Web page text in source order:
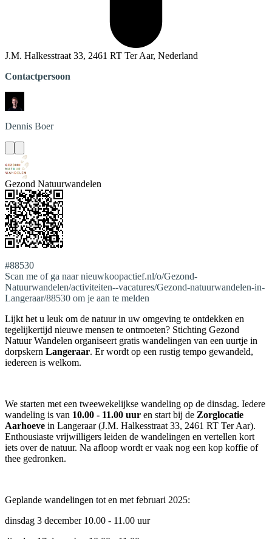
J.M. Halkesstraat 33, 2461 RT Ter Aar, Nederland
Contactpersoon
Dennis Boer
Gezond Natuurwandelen
#88530
Scan me of ga naar nieuwkoopactief.nl/o/Gezond-
Natuurwandelen/activiteiten--vacatures/Gezond-natuurwandelen-in-
Langeraar/88530 om je aan te melden
Lijkt het u leuk om de natuur in uw omgeving te ontdekken en
tegelijkertijd nieuwe mensen te ontmoeten? Stichting Gezond
Natuur Wandelen organiseert gratis wandelingen van een uurtje in
dorpskern Langeraar. Er wordt op een rustig tempo gewandeld,
iedereen is welkom.
We starten met een tweewekelijkse wandeling op de dinsdag. Iedere
wandeling is van 10.00 - 11.00 uur en start bij de Zorglocatie
Aarhoeve in Langeraar (J.M. Halkesstraat 33, 2461 RT Ter Aar).
Enthousiaste vrijwilligers leiden de wandelingen en vertellen kort
iets over de natuur. Na afloop wordt er vaak nog een kop koffie of
thee gedronken.
Geplande wandelingen tot en met februari 2025:
dinsdag 3 december 10.00 - 11.00 uur